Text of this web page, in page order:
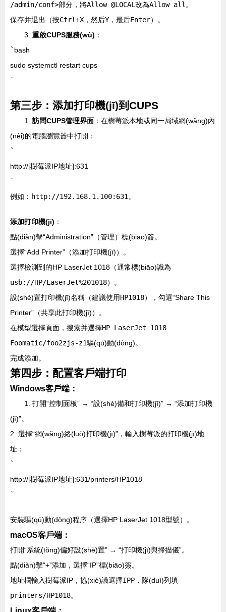
/admin/conf>部分，將Allow @LOCAL 改為Allow all 。
保存并退出（按Ctrl+X ，然后Y ，最后Enter）。
3. 重啟CUPS服務(wù) ：
` bash
sudo systemctl restart cups
`
第三步：添加打印機(jī)到CUPS
1. 訪問CUPS管理界面 ：在樹莓派本地或同一局域網(wǎng)內
(nèi)的電腦瀏覽器中打開：
`
http://[樹莓派IP地址]:631
`
例如： http://192.168.1.100:631 。
添加打印機(jī) ：
點(diǎn)擊“Administration”（管理）標(biāo)簽。
選擇“Add Printer”（添加打印機(jī)）。
選擇檢測到的HP LaserJet 1018（通常標(biāo)識為
usb://HP/LaserJet%201018）。
設(shè)置打印機(jī)名稱（建議使用HP1018），勾選“Share This
Printer”（共享此打印機(jī)）。
在模型選擇頁面，搜索并選擇HP LaserJet 1018
Foomatic/foo2zjs-z1驅(qū)動(dòng)。
完成添加。
第四步：配置客戶端打印
Windows客戶端：
1. 打開“控制面板” → “設(shè)備和打印機(jī)” → “添加打印機
(jī)”。
2. 選擇“網(wǎng)絡(luò)打印機(jī)”，輸入樹莓派的打印機(jī)地
址：
`
http://[樹莓派IP地址]:631/printers/HP1018
`
安裝驅(qū)動(dòng)程序（選擇HP LaserJet 1018型號）。
macOS客戶端：
打開“系統(tǒng)偏好設(shè)置” → “打印機(jī)與掃描儀”。
點(diǎn)擊“+”添加，選擇“IP”標(biāo)簽。
地址欄輸入樹莓派IP，協(xié)議選擇IPP ，隊(duì)列填
printers/HP1018。